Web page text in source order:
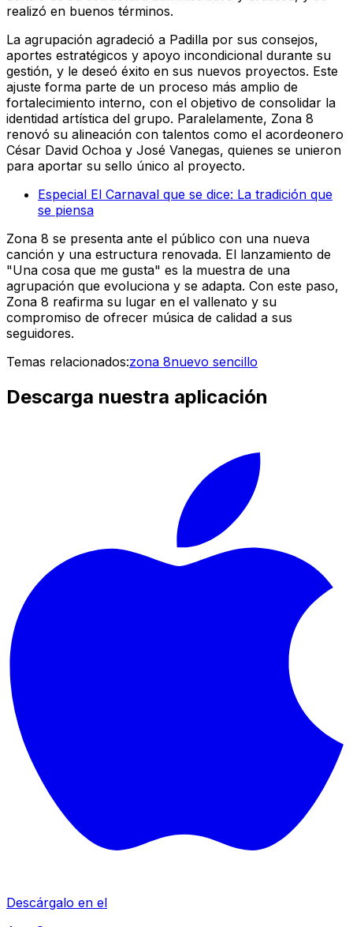
realizó en buenos términos.
La agrupación agradeció a Padilla por sus consejos,
aportes estratégicos y apoyo incondicional durante su
gestión, y le deseó éxito en sus nuevos proyectos. Este
ajuste forma parte de un proceso más amplio de
fortalecimiento interno, con el objetivo de consolidar la
identidad artística del grupo. Paralelamente, Zona 8
renovó su alineación con talentos como el acordeonero
César David Ochoa y José Vanegas, quienes se unieron
para aportar su sello único al proyecto.
Especial El Carnaval que se dice: La tradición que
se piensa
Zona 8 se presenta ante el público con una nueva
canción y una estructura renovada. El lanzamiento de
"Una cosa que me gusta" es la muestra de una
agrupación que evoluciona y se adapta. Con este paso,
Zona 8 reafirma su lugar en el vallenato y su
compromiso de ofrecer música de calidad a sus
seguidores.
Temas relacionados:zona 8nuevo sencillo
Descarga nuestra aplicación
Descárgalo en el